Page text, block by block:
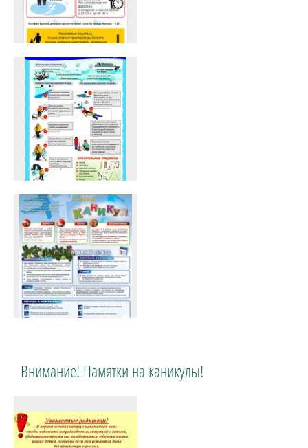
Внимание! Памятки на каникулы!